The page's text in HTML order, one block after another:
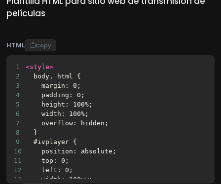
películas
HTML Copy
1
<style>
2
  body, html {
3
    margin: 0;
4
    padding: 0;
5
    height: 100%;
6
    width: 100%;
7
    overflow: hidden;
8
  }
9
  #ivplayer {
10
    position: absolute;
11
    top: 0;
12
    left: 0;
13
    width: 100vw;